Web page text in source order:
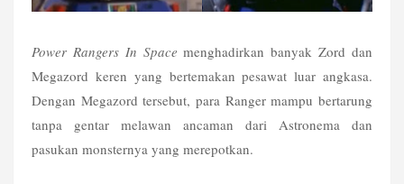
Power Rangers In Space menghadirkan banyak Zord dan
Megazord keren yang bertemakan pesawat luar angkasa.
Dengan Megazord tersebut, para Ranger mampu bertarung
tanpa gentar melawan ancaman dari Astronema dan
pasukan monsternya yang merepotkan.